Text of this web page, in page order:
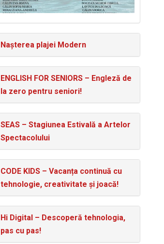
Nașterea plajei Modern
ENGLISH FOR SENIORS – Engleză de
la zero pentru seniori!
SEAS – Stagiunea Estivală a Artelor
Spectacolului
CODE KIDS – Vacanța continuă cu
tehnologie, creativitate și joacă!
Hi Digital – Descoperă tehnologia,
pas cu pas!